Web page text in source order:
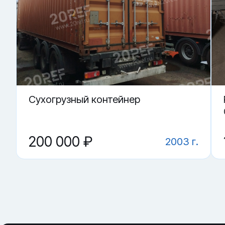
Купить «Double Door контейнер 20 футов» в Ульяновске.
▼ От чего зависит цена на Double Door
▼ Что критично проверить?
▼ Для каких задач используют чаще всего?
▼ Где купить Double Door контейнер 20 футов в
▼ Чем спецконтейнер полезнее обычного?
Cухогрузный контейнер
200 000 ₽ 2003 г.